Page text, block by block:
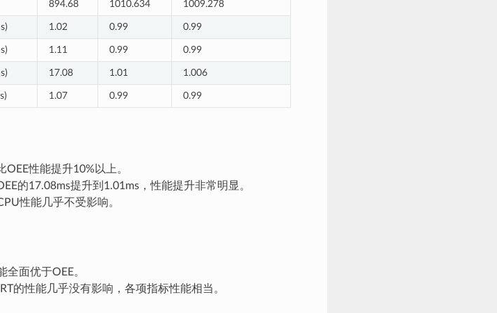
894.68 1010.634 1009.278
1.02 0.99 0.99
1.11 0.99 0.99
17.08 1.01 1.006
1.07 0.99 0.99
性能提升10%以上。
的17.08ms提升到1.01ms，性能提升非常明显。
性能几乎不受影响。
面优于OEE。
的性能几乎没有影响，各项指标性能相当。